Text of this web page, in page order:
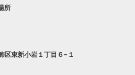
所
区東新小岩１丁目６−１